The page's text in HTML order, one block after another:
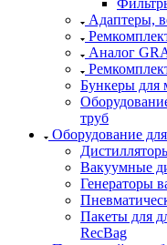
Адаптеры,
Аналог
Бункеры для
труб
Оборудование
Вакуумные
Генераторы
Пакеты для
RecBag